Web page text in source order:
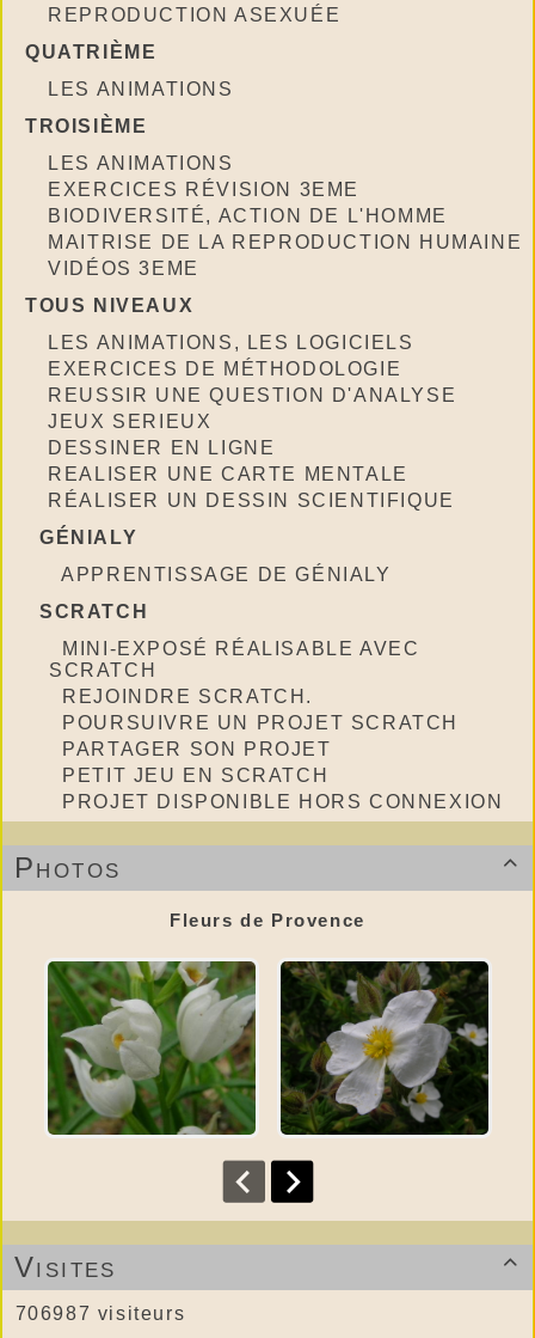
REPRODUCTION ASEXUÉE
QUATRIÈME
LES ANIMATIONS
TROISIÈME
LES ANIMATIONS
EXERCICES RÉVISION 3EME
BIODIVERSITÉ, ACTION DE L'HOMME
MAITRISE DE LA REPRODUCTION HUMAINE
VIDÉOS 3EME
TOUS NIVEAUX
LES ANIMATIONS, LES LOGICIELS
EXERCICES DE MÉTHODOLOGIE
REUSSIR UNE QUESTION D'ANALYSE
JEUX SERIEUX
DESSINER EN LIGNE
REALISER UNE CARTE MENTALE
RÉALISER UN DESSIN SCIENTIFIQUE
GÉNIALY
APPRENTISSAGE DE GÉNIALY
SCRATCH
MINI-EXPOSÉ RÉALISABLE AVEC
SCRATCH
REJOINDRE SCRATCH.
POURSUIVRE UN PROJET SCRATCH
PARTAGER SON PROJET
PETIT JEU EN SCRATCH
PROJET DISPONIBLE HORS CONNEXION

Photos
Fleurs de Provence

Visites
706987 visiteurs